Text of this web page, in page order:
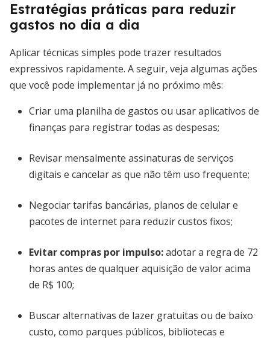
Estratégias práticas para reduzir
gastos no dia a dia
Aplicar técnicas simples pode trazer resultados
expressivos rapidamente. A seguir, veja algumas ações
que você pode implementar já no próximo mês:
Criar uma planilha de gastos ou usar aplicativos de
finanças para registrar todas as despesas;
Revisar mensalmente assinaturas de serviços
digitais e cancelar as que não têm uso frequente;
Negociar tarifas bancárias, planos de celular e
pacotes de internet para reduzir custos fixos;
Evitar compras por impulso:adotar a regra de 72
horas antes de qualquer aquisição de valor acima
de R$ 100;
Buscar alternativas de lazer gratuitas ou de baixo
custo, como parques públicos, bibliotecas e